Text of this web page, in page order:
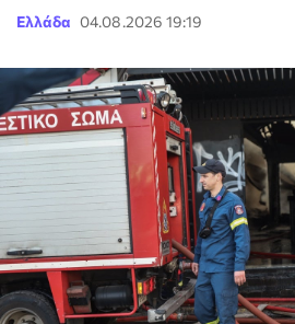
Ελλάδα 04.08.2026 19:19